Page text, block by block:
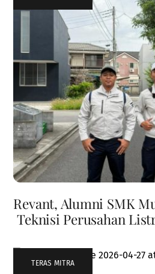
Revant, Alumni SMK
Teknisi Perusahan
TERAS MITRA